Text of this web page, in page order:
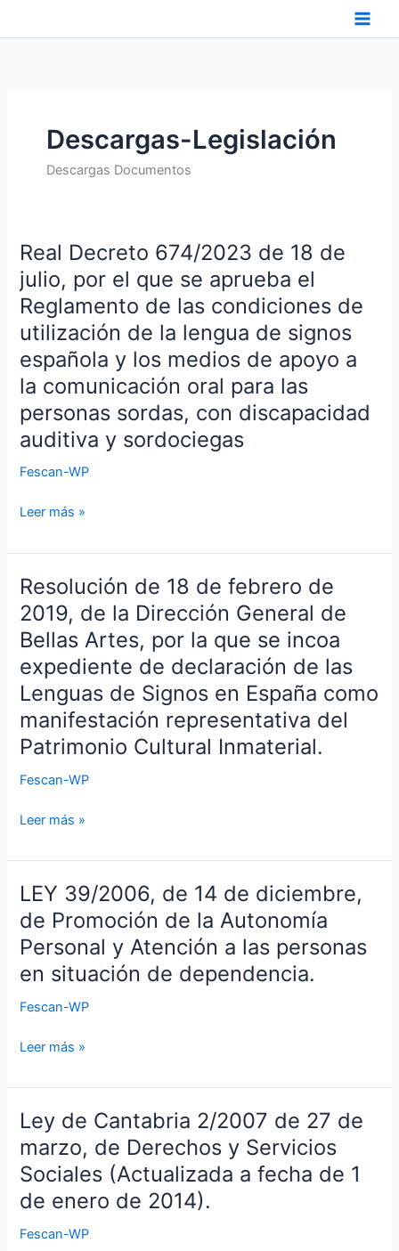
Descargas-Legislación
Descargas Documentos
Real Decreto 674/2023 de 18 de
julio, por el que se aprueba el
Reglamento de las condiciones de
utilización de la lengua de signos
española y los medios de apoyo a
la comunicación oral para las
personas sordas, con discapacidad
auditiva y sordociegas
Fescan-WP
Real
Decreto
674/2023
de
18
de
julio,
por
el
que
se
el
condiciones
de
utilización
la
lengua
de
signos
y
medios
a
la
comunicación
oral
para
sordas,
y
sordociegas
Leer más »
Resolución de 18 de febrero de
2019, de la Dirección General de
Bellas Artes, por la que se incoa
expediente de declaración de las
Lenguas de Signos en España como
manifestación representativa del
Patrimonio Cultural Inmaterial.
Fescan-WP
Resolución
de
18
de
febrero
de
de
la
Dirección
de
Artes,
por
la
que
se
incoa
de
de
de
Signos
en
España
como
Leer más »
LEY 39/2006, de 14 de diciembre,
de Promoción de la Autonomía
Personal y Atención a las personas
en situación de dependencia.
Fescan-WP
LEY
39/2006,
de
14
de
Promoción
Personal
y
Atención
las
personas
Leer más »
Ley de Cantabria 2/2007 de 27 de
marzo, de Derechos y Servicios
Sociales (Actualizada a fecha de 1
de enero de 2014).
Fescan-WP
Ley
Cantabria
2/2007
de